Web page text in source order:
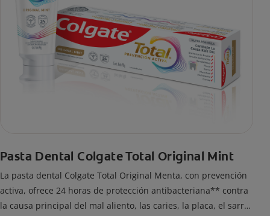
Pasta Dental Colgate Total Original Mint
La pasta dental Colgate Total Original Menta, con prevención
activa, ofrece 24 horas de protección antibacteriana** contra
la causa principal del mal aliento, las caries, la placa, el sarro